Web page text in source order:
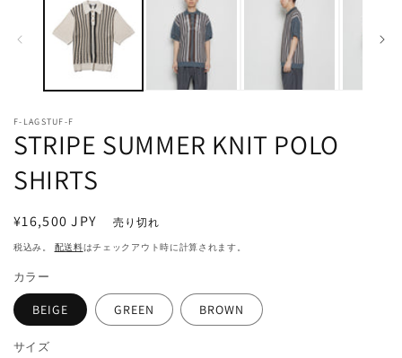
デ
開
く
F-LAGSTUF-F
STRIPE SUMMER KNIT POLO
SHIRTS
通
常
格
¥16,500 JPY 売り切れ
税込み。 配送料はチェックアウト時に計算されます。
カラー
BEIGE GREEN BROWN
サイズ